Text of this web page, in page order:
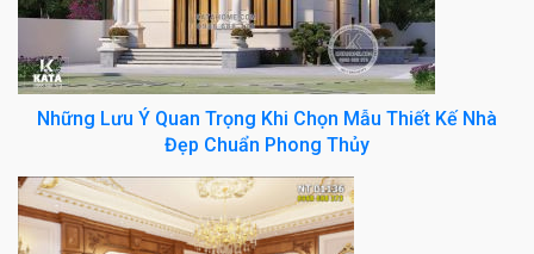
Những Lưu Ý Quan Trọng Khi Chọn Mẫu Thiết Kế Nhà
Đẹp Chuẩn Phong Thủy